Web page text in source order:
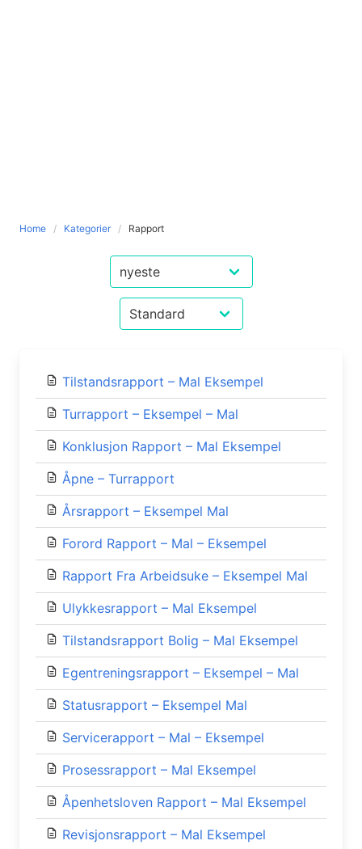
Home Kategorier Rapport
Tilstandsrapport – Mal Eksempel
Turrapport – Eksempel – Mal
Konklusjon Rapport – Mal Eksempel
Åpne – Turrapport
Årsrapport – Eksempel Mal
Forord Rapport – Mal – Eksempel
Rapport Fra Arbeidsuke – Eksempel Mal
Ulykkesrapport – Mal Eksempel
Tilstandsrapport Bolig – Mal Eksempel
Egentreningsrapport – Eksempel – Mal
Statusrapport – Eksempel Mal
Servicerapport – Mal – Eksempel
Prosessrapport – Mal Eksempel
Åpenhetsloven Rapport – Mal Eksempel
Revisjonsrapport – Mal Eksempel